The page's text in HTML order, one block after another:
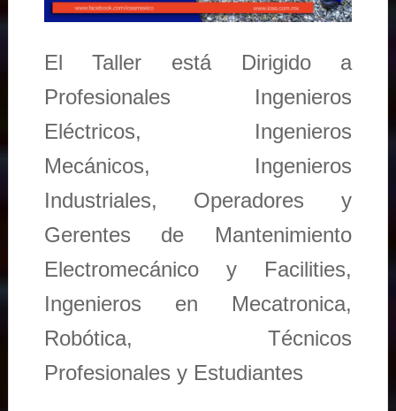
El Taller está Dirigido a
Profesionales Ingenieros
Eléctricos, Ingenieros
Mecánicos, Ingenieros
Industriales, Operadores y
Gerentes de Mantenimiento
Electromecánico y Facilities,
Ingenieros en Mecatronica,
Robótica, Técnicos
Profesionales y Estudiantes